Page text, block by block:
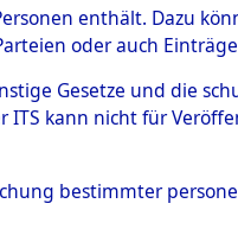
-
enthält. Dazu
oder auch
Gesetze und die
kann nicht für
bestimmter